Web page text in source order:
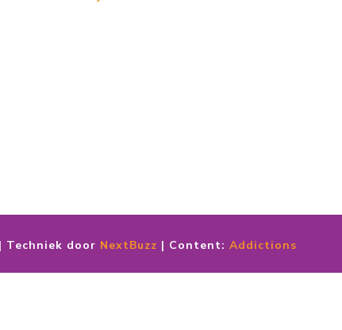
Techniek door NextBuzz | Content: Addictions